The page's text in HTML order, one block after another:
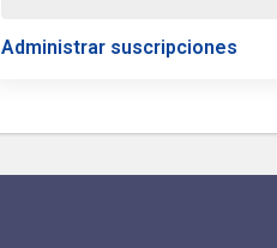
Administrar suscripciones